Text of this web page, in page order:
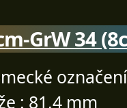
GrW 34
: 81,4 mm